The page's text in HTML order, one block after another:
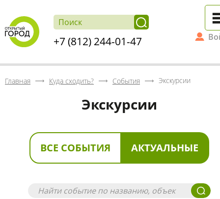
+7 (812) 244-01-47
Главная Куда сходить? События Экскурсии
Экскурсии
ВСЕ СОБЫТИЯ АКТУАЛЬНЫЕ